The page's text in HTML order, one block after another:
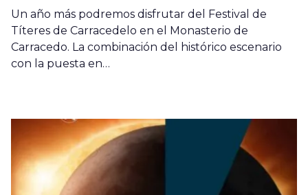
Un año más podremos disfrutar del Festival de
Títeres de Carracedelo en el Monasterio de
Carracedo. La combinación del histórico escenario
con la puesta en…